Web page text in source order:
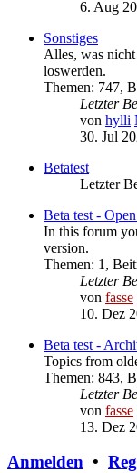
6. Aug
Sonstiges
Alles, was
loswerden.
Themen: 747,
Letzter
von hylli
30. Jul
Betatest
Letzter
Beta test -
In this forum
version.
Themen: 1 ,
Letzter
von fasse
10. Dez
Beta test -
Topics from
Themen: 843,
Letzter
von fasse
13. Dez
Anmelden •